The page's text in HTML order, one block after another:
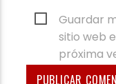
Guardar
sitio web
próxima